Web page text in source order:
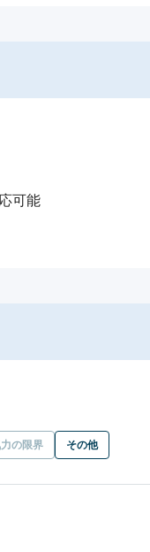
可能
の限界 その他